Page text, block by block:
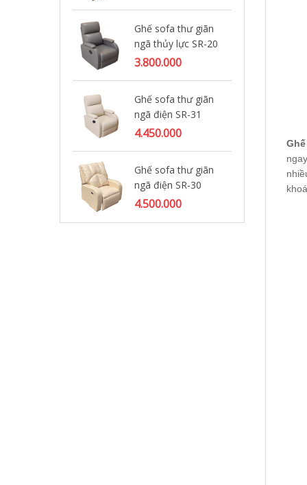
Ghế sofa thư giãn
ngã thủy lực SR-20
3.800.000
Ghế sofa thư giãn
ngã điện SR-31
4.450.000
Ghế sofa thư giãn
ngã điện SR-30
4.500.000